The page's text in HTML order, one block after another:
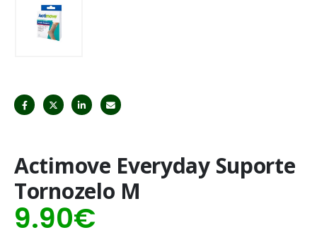
Actimove Everyday Suporte
Tornozelo M
9.90€